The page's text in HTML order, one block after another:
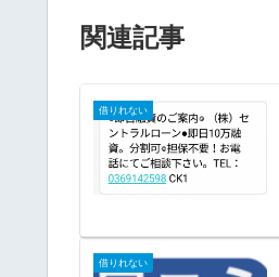
関連記事
借りれない
借りれない